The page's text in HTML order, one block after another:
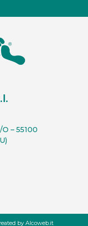
– 55100
by Alcoweb.it